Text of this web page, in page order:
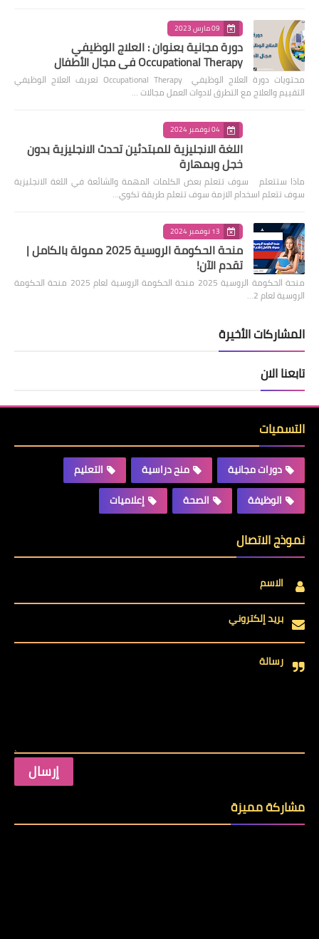
09 مارس 2023
دورة مجانية بعنوان : العلاج الوظيفي
Occupational Therapy في مجال الأطفال
محتويات دورة العلاج الوظيفي Occupational Therapy تعريف العلاج الوظيفي
التقييم والعلاج مع التطرق لادوات العمل مجالات …
04 نوفمبر 2024
اللغة الانجليزية للمبتدئين تحدث الانجليزية بدون
خجل وبمهارة
ماذا ستتعلم سوف تتعلم بعض الكلمات المهمة والشائعة في اللغة الانجليزية
سوف تتعلم اسخدام الازمة سوف تتعلم طريقة تكوي…
13 نوفمبر 2024
منحة الحكومة الروسية 2025 ممولة بالكامل |
تقدم الآن!
منحة الحكومة الروسية 2025 منحة الحكومة الروسية لعام 2025 منحة الحكومة
الروسية لعام 2…
المشاركات الأخيرة
تابعنا الان
التسميات
دورات مجانية منح دراسية
التعليم
الوظيفة
الصحة إعلاميات
نموذج الاتصال
الاسم
بريد إلكتروني
رسالة
مشاركة مميزة